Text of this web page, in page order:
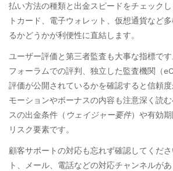
払い方法の種類と出金スピードをチェック
トカード、電子ウォレット、仮想通貨など
るかどうかが利便性に直結します。
ユーザー評価と第三者監査も大事な指標で
フォーラムでの評判、独立した監査機関（
評価が公開されているかを確認すると信頼
モーションやボーナスの内容も注意深く読
スの出金条件（ ウェイジャー要件）や有効
リスク要素です。
顧客サポートの対応も忘れず確認してくだ
ト、メール、電話などの対応チャンネルが